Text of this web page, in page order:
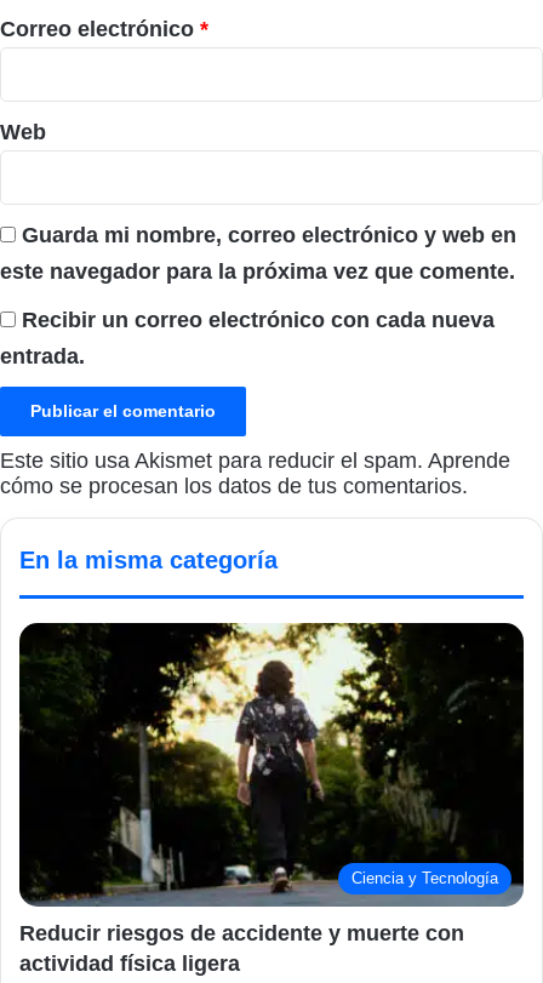
*
Correo electrónico *
Web
Guarda mi nombre, correo electrónico y web en
este navegador para la próxima vez que comente.
Recibir un correo electrónico con cada nueva
entrada.
Este sitio usa Akismet para reducir el spam. Aprende
cómo se procesan los datos de tus comentarios.
En la misma categoría
Ciencia y Tecnología
Reducir riesgos de accidente y muerte con
actividad física ligera